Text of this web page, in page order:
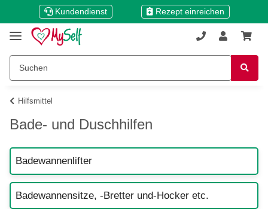
Kundendienst Rezept einreichen
Hilfsmittel
Bade- und Duschhilfen
Badewannenlifter
Badewannensitze, -Bretter und-Hocker etc.